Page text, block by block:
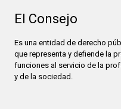
El Consejo
Es una entidad de derecho
que representa y defiende la
funciones al servicio de la
y de la sociedad.